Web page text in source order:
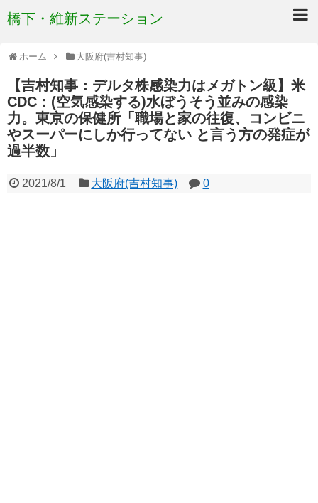
橋下・維新ステーション
ホーム 大阪府(吉村知事)
【吉村知事：デルタ株感染力はメガトン級】米
CDC：(空気感染する)水ぼうそう並みの感染
力。東京の保健所「職場と家の往復、コンビニ
やスーパーにしか行ってない と言う方の発症が
過半数」
2021/8/1 大阪府(吉村知事) 0